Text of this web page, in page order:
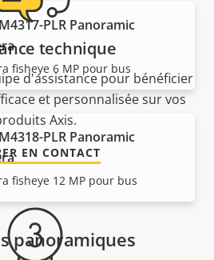
PLR Panoramic
fisheye 6 MP pour bus
PLR Panoramic
fisheye 12 MP pour bus
panoramiques
technique
d'assistance pour bénéficier
et personnalisée sur vos
Axis.
EN CONTACT